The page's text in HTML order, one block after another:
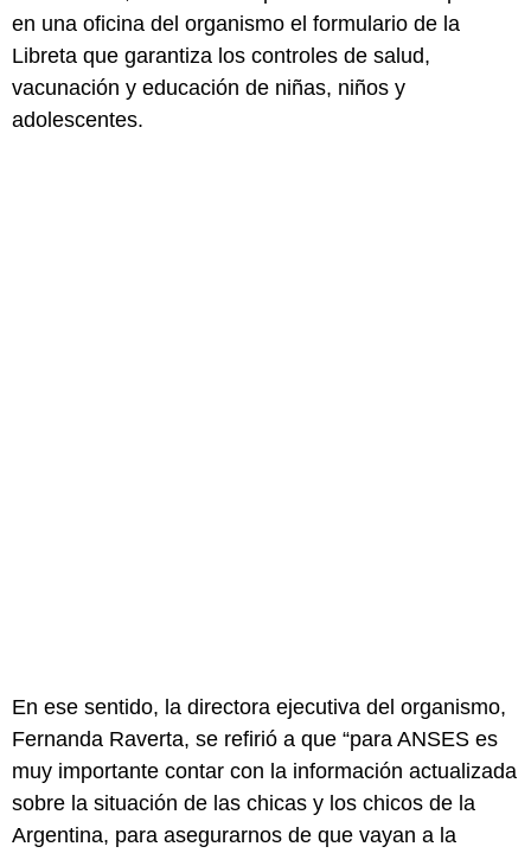
en una oficina del organismo el formulario de la
Libreta que garantiza los controles de salud,
vacunación y educación de niñas, niños y
adolescentes.
En ese sentido, la directora ejecutiva del organismo,
Fernanda Raverta, se refirió a que “para ANSES es
muy importante contar con la información actualizada
sobre la situación de las chicas y los chicos de la
Argentina, para asegurarnos de que vayan a la